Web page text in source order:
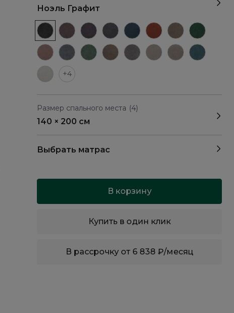
Ноэль Графит
+4
Размер спального места (4)
140 × 200 см
Выбрать матрас
В корзину
Купить в один клик
В рассрочку от 6 838 ₽/месяц